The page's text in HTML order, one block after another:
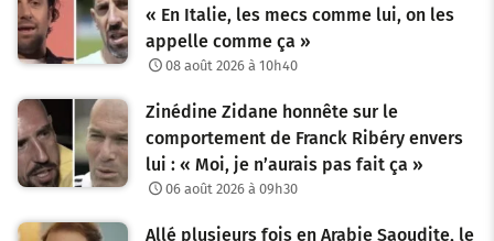
« En Italie, les mecs comme lui, on les
appelle comme ça »
08 août 2026 à 10h40
Zinédine Zidane honnête sur le
comportement de Franck Ribéry envers
lui : « Moi, je n’aurais pas fait ça »
06 août 2026 à 09h30
Allé plusieurs fois en Arabie Saoudite, le